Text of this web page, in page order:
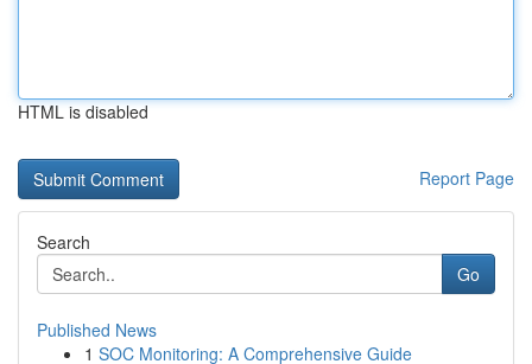
HTML is disabled
Report Page
Search
Go
Published News
1 SOC Monitoring: A Comprehensive Guide